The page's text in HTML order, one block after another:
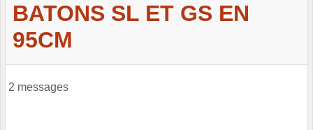
BATONS SL ET GS EN
95CM
2 messages